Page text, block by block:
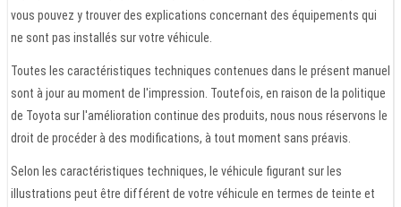
vous pouvez y trouver des explications concernant des équipements qui
ne sont pas installés sur votre véhicule.
Toutes les caractéristiques techniques contenues dans le présent manuel
sont à jour au moment de l'impression. Toutefois, en raison de la politique
de Toyota sur l'amélioration continue des produits, nous nous réservons le
droit de procéder à des modifications, à tout moment sans préavis.
Selon les caractéristiques techniques, le véhicule figurant sur les
illustrations peut être différent de votre véhicule en termes de teinte et